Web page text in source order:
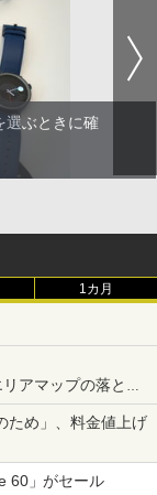
選ぶときに確
1カ月
アマップの落とし
ため」、料金値上げ
60」がセール